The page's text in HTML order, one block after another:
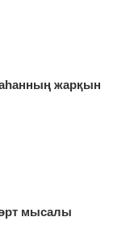
жарқын
мысалы